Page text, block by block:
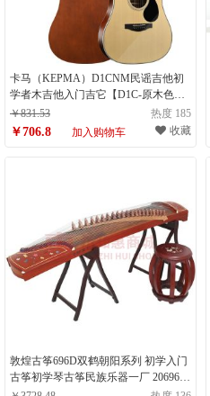
卡马（KEPMA）D1CNM民谣吉他初
学者木吉他入门吉它【D1C-原木色】
41英寸（计量单位：件）
￥831.53 热度 185
￥706.8 加入购物车 收藏
敦煌古筝696D双鹤朝阳系列 初学入门
古筝初学琴古筝民族乐器一厂 20696L
（计量单位：件）